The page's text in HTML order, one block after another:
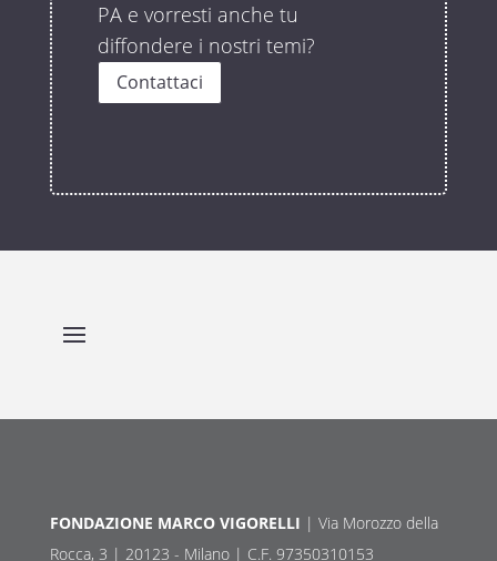
PA e vorresti anche tu
diffondere i nostri temi?
Contattaci
FONDAZIONE MARCO VIGORELLI | Via Morozzo della
Rocca, 3 | 20123 - Milano | C.F. 97350310153